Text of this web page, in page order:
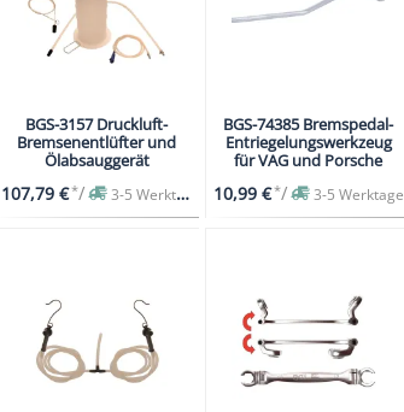
BGS-3157 Druckluft-
Bremsenentlüfter und
Ölabsauggerät
107,79 €*/ 3-5 Werktage
BGS-74385 Bremspedal-
Entriegelungswerkzeug
für VAG und Porsche
10,99 €*/ 3-5 Werktage